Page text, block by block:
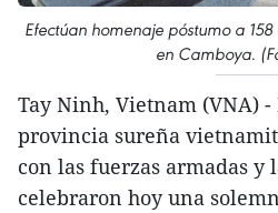
Efectúan homenaje póstumo a
en Camboya.
Tay Ninh, Vietnam (VNA)
provincia sureña
con las fuerzas armadas y
celebraron hoy una